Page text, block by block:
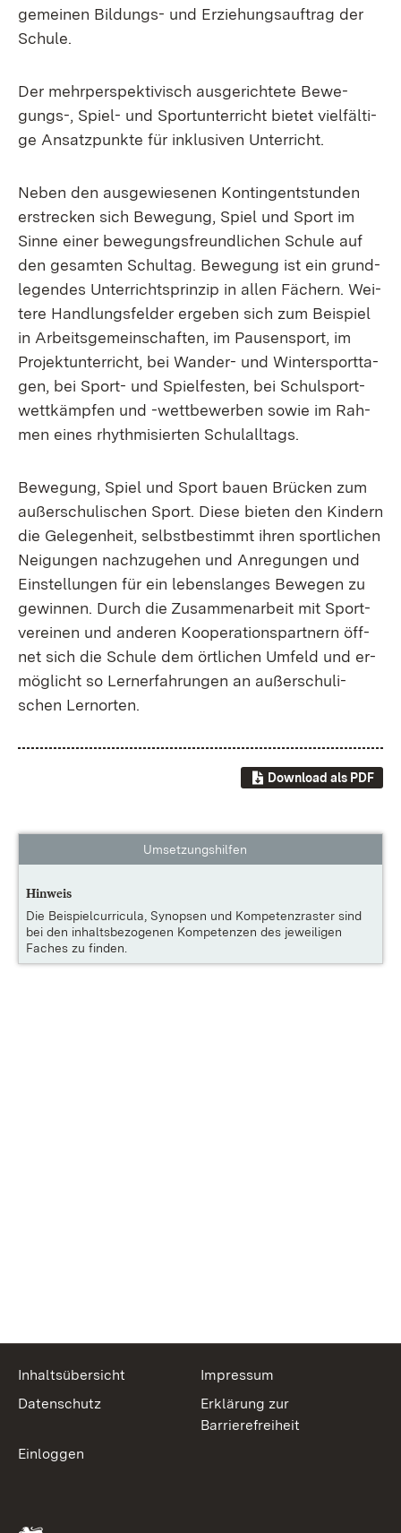
ge­mei­nen Bil­dungs- und Er­zie­hungs­auf­trag der
Schu­le.
Der mehr­per­spek­ti­visch aus­ge­rich­te­te Be­we­
gungs-, Spiel- und Sport­un­ter­richt bie­tet viel­fäl­ti­
ge An­satz­punk­te für in­klu­si­ven Un­ter­richt.
Ne­ben den aus­ge­wie­se­nen Kon­tin­gent­stun­den
er­stre­cken sich Be­we­gung, Spiel und Sport im
Sin­ne ei­ner be­we­gungs­freund­li­chen Schu­le auf
den ge­sam­ten Schul­tag. Be­we­gung ist ein grund­
le­gen­des Un­ter­richt­s­prin­zip in al­len Fä­chern. Wei­
te­re Hand­lungs­fel­der er­ge­ben sich zum Bei­spiel
in Ar­beits­ge­mein­schaf­ten, im Pau­sen­sport, im
Pro­jekt­un­ter­richt, bei Wan­der- und Win­ter­sport­ta­
gen, bei Sport- und Spiel­fes­ten, bei Schul­sport­
wett­kämp­fen und -wett­be­wer­ben so­wie im Rah­
men ei­nes rhyth­mi­sier­ten Schul­all­tags.
Be­we­gung, Spiel und Sport bau­en Brü­cken zum
au­ßer­schu­li­schen Sport. Die­se bie­ten den Kin­dern
die Ge­le­gen­heit, selbst­be­stimmt ih­ren sport­li­chen
Nei­gun­gen nach­zu­ge­hen und An­re­gun­gen und
Ein­stel­lun­gen für ein le­bens­lan­ges Be­we­gen zu
ge­win­nen. Durch die Zu­sam­men­ar­beit mit Sport­
ver­ei­nen und an­de­ren Ko­ope­ra­ti­ons­part­nern öff­
net sich die Schu­le dem ört­li­chen Um­feld und er­
mög­licht so Lern­er­fah­run­gen an au­ßer­schu­li­
schen Lern­or­ten.
Download als PDF
Umsetzungshilfen
Hinweis
Die Beispielcurricula, Synopsen und Kompetenzraster sind
bei den inhaltsbezogenen Kompetenzen des jeweiligen
Faches zu finden.
Inhaltsübersicht
Impressum
Datenschutz
Erklärung zur
Barrierefreiheit
Einloggen